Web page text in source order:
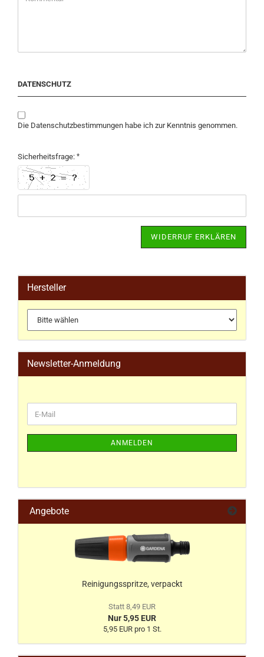
DATENSCHUTZ
Die Datenschutzbestimmungen habe ich zur Kenntnis genommen.
Sicherheitsfrage:
WIDERRUF ERKLÄREN
Hersteller
Newsletter-Anmeldung
ANMELDEN
Angebote
Reinigungsspritze, verpackt
Statt 8,49 EUR
Nur 5,95 EUR
5,95 EUR pro 1 St.